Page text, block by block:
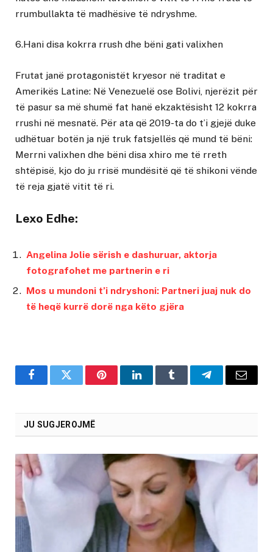
rrumbullakta të madhësive të ndryshme.
6.Hani disa kokrra rrush dhe bëni gati valixhen
Frutat janë protagonistët kryesor në traditat e
Amerikës Latine: Në Venezuelë ose Bolivi, njerëzit për
të pasur sa më shumë fat hanë ekzaktësisht 12 kokrra
rrushi në mesnatë. Për ata që 2019-ta do t’i gjejë duke
udhëtuar botën ja një truk fatsjellës që mund të bëni:
Merrni valixhen dhe bëni disa xhiro me të rreth
shtëpisë, kjo do ju rrisë mundësitë që të shikoni vënde
të reja gjatë vitit të ri.
Lexo Edhe:
Angelina Jolie sërish e dashuruar, aktorja
fotografohet me partnerin e ri
Mos u mundoni t’i ndryshoni: Partneri juaj nuk do
të heqë kurrë dorë nga këto gjëra
FacebookTwitter PinterestLinkedInTumblr TelegramEmail
JU SUGJEROJMË